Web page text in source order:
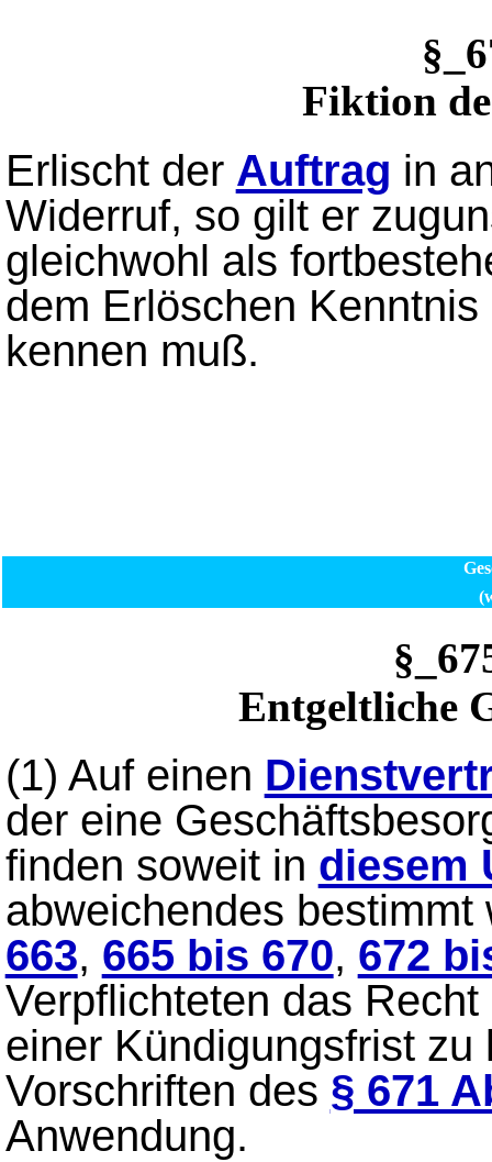
Fiktion
Erlischt der Auftrag in
Widerruf, so gilt er
gleichwohl als
dem Erlöschen
kennen muß.
Entgeltliche
(1) Auf einen
der eine
finden soweit in diesem
abweichendes
663, 665 bis 670, 672
Verpflichteten das
einer Kündigungsfrist zu
Vorschriften des § 671
Anwendung.